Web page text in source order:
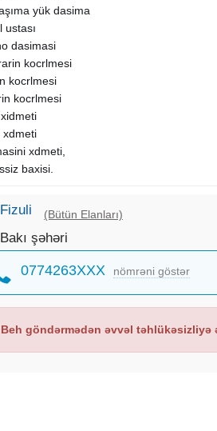
yük dasima
ustası
dasimasi
kocrlmesi
kocrlmesi
kocrlmesi
xdmeti
xdmeti,
baxisi.
Fizuli (Bütün Elanları)
Bakı şəhəri
0774263XXX nömrəni göstər
Beh göndərmədən əvvəl təhlükəsizliyə